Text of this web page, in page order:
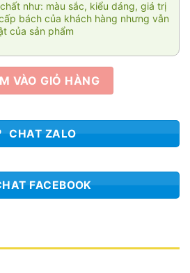
như: màu sắc, kiểu dáng, giá trị
bách của khách hàng nhưng vẫn
của sản phẩm
lượng
VÀO GIỎ HÀNG
CHAT ZALO
FACEBOOK